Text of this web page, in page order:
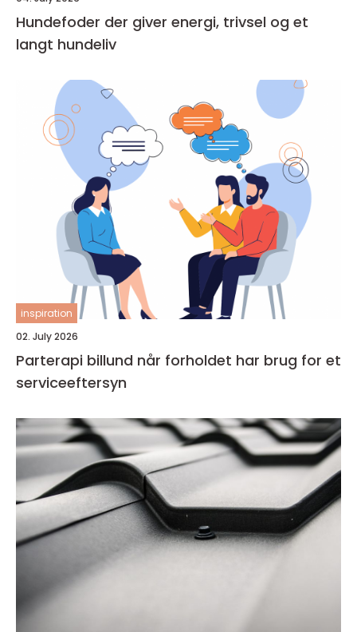
Hundefoder der giver energi, trivsel og et
langt hundeliv
inspiration
02. July 2026
Parterapi billund når forholdet har brug for et
serviceeftersyn